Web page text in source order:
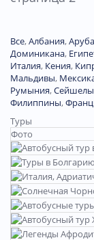
Все,Албания,Аруба
Доминиканa,
Италия, Кения,
Мальдивы,
Румыния,Сейшелы
Филиппины,
Туры
Фото